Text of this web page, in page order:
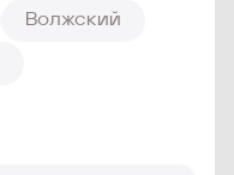
Волжский